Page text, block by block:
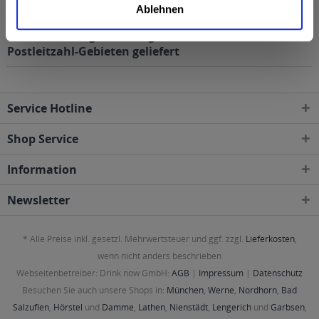
Ablehnen
wird in den folgenden Regionen, Städten, Orten und
Postleitzahl-Gebieten geliefert
Service Hotline
Shop Service
Information
Newsletter
* Alle Preise inkl. gesetzl. Mehrwertsteuer und ggf. zzgl. Lieferkosten,
wenn nicht anders beschrieben
Webseitenbetreiber: Drink now GmbH: AGB | Impressum | Datenschutz
Besuchen Sie auch unsere Shops in: München, Werne, Nordhorn, Bad
Salzuflen, Hörstel und Damme, Lathen, Nienstädt, Lengerichund Garbsen,